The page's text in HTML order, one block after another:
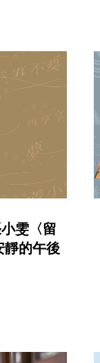
雯〈留
靜的午後